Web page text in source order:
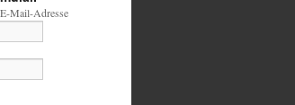
Mail-Adresse